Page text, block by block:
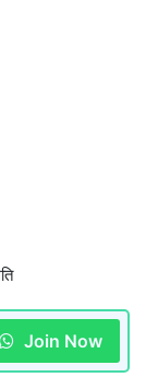
Join Now